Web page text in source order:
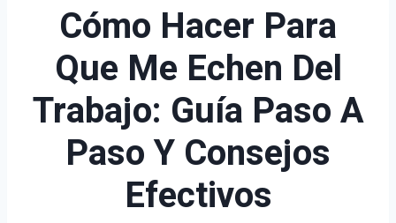
Cómo Hacer Para
Que Me Echen Del
Trabajo: Guía Paso A
Paso Y Consejos
Efectivos